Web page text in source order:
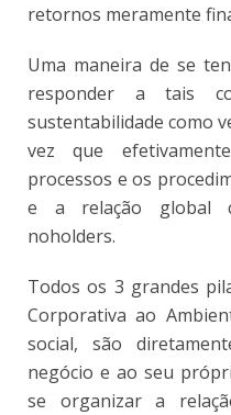
retornos meramente
Uma maneira de se
responder a tais
sustentabilidade como
vez que
processos e os
e a relação global
noholders.
Todos os 3 grandes
Corporativa ao
social, são
negócio e ao seu
se organizar a